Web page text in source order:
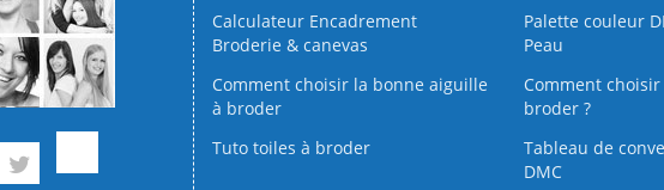
Calculateur Encadrement
Broderie & canevas
Palette couleur
Peau
Comment choisir la bonne aiguille
à broder
Comment choisir
broder ?
Tuto toiles à broder
Tableau de
DMC